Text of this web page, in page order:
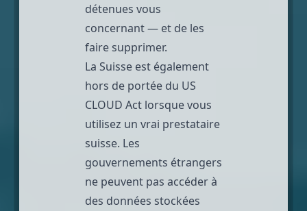
détenues vous
concernant — et de les
faire supprimer.
La Suisse est également
hors de portée du US
CLOUD Act lorsque vous
utilisez un vrai prestataire
suisse. Les
gouvernements étrangers
ne peuvent pas accéder à
des données stockées